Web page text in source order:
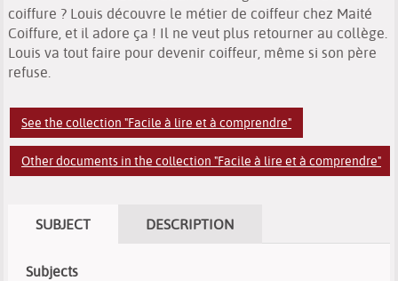
coiffure ? Louis découvre le métier de coiffeur chez Maité
Coiffure, et il adore ça ! Il ne veut plus retourner au collège.
Louis va tout faire pour devenir coiffeur, même si son père
refuse.
See the collection "Facile à lire et à comprendre"
Other documents in the collection "Facile à lire et à comprendre"
SUBJECT DESCRIPTION
Subjects